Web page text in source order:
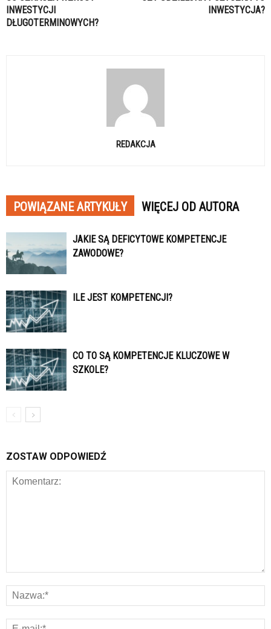
INWESTYCJI
DŁUGOTERMINOWYCH?
INWESTYCJA?
REDAKCJA
POWIĄZANE ARTYKUŁY WIĘCEJ OD AUTORA
JAKIE SĄ DEFICYTOWE KOMPETENCJE
ZAWODOWE?
ILE JEST KOMPETENCJI?
CO TO SĄ KOMPETENCJE KLUCZOWE W
SZKOLE?
ZOSTAW ODPOWIEDŹ